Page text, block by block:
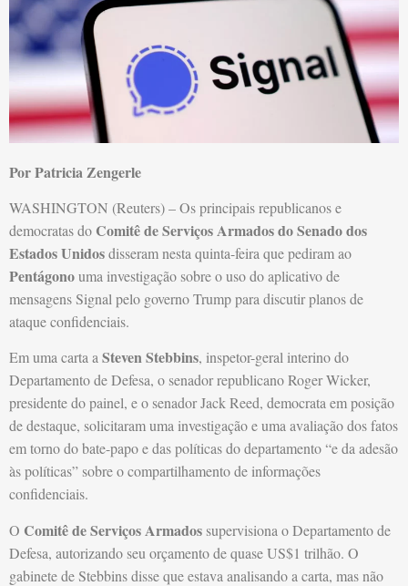
Por Patricia Zengerle
WASHINGTON (Reuters) – Os principais republicanos e
democratas do Comitê de Serviços Armados do Senado dos
Estados Unidosdisseram nesta quinta-feira que pediram ao
Pentágonouma investigação sobre o uso do aplicativo de
mensagens Signal pelo governo Trump para discutir planos de
ataque confidenciais.
Em uma carta aSteven Stebbins, inspetor-geral interino do
Departamento de Defesa, o senador republicano Roger Wicker,
presidente do painel, e o senador Jack Reed, democrata em posição
de destaque, solicitaram uma investigação e uma avaliação dos fatos
em torno do bate-papo e das políticas do departamento “e da adesão
às políticas” sobre o compartilhamento de informações
confidenciais.
O Comitê de Serviços Armados supervisiona o Departamento de
Defesa, autorizando seu orçamento de quase US$1 trilhão. O
gabinete de Stebbins disse que estava analisando a carta, mas não